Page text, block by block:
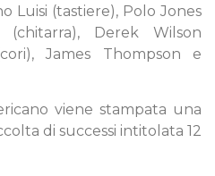
Luisi (tastiere), Polo Jones
(chitarra), Derek Wilson
James Thompson e
viene stampata una
di successi intitolata 12